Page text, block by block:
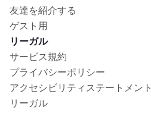
友達を紹介する
ゲスト用
リーガル
サービス規約
プライバシーポリシー
アクセシビリティステートメント
リーガル